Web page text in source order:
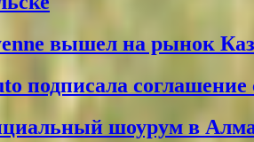
вышел на рынок
подписала соглашение
шоурум в